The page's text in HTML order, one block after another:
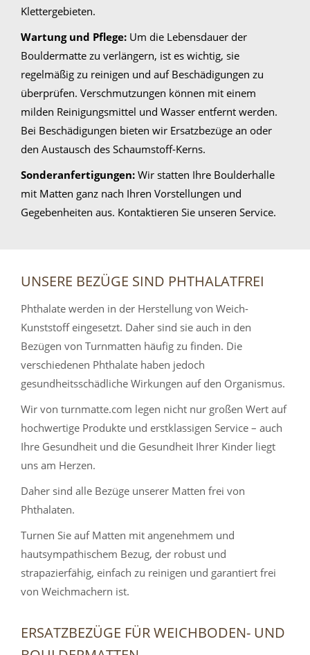
Klettergebieten.
Wartung und Pflege: Um die Lebensdauer der
Bouldermatte zu verlängern, ist es wichtig, sie
regelmäßig zu reinigen und auf Beschädigungen zu
überprüfen. Verschmutzungen können mit einem
milden Reinigungsmittel und Wasser entfernt werden.
Bei Beschädigungen bieten wir Ersatzbezüge an oder
den Austausch des Schaumstoff-Kerns.
Sonderanfertigungen: Wir statten Ihre Boulderhalle
mit Matten ganz nach Ihren Vorstellungen und
Gegebenheiten aus. Kontaktieren Sie unseren Service.
UNSERE BEZÜGE SIND PHTHALATFREI
Phthalate werden in der Herstellung von Weich-
Kunststoff eingesetzt. Daher sind sie auch in den
Bezügen von Turnmatten häufig zu finden. Die
verschiedenen Phthalate haben jedoch
gesundheitsschädliche Wirkungen auf den Organismus.
Wir von turnmatte.com legen nicht nur großen Wert auf
hochwertige Produkte und erstklassigen Service – auch
Ihre Gesundheit und die Gesundheit Ihrer Kinder liegt
uns am Herzen.
Daher sind alle Bezüge unserer Matten frei von
Phthalaten.
Turnen Sie auf Matten mit angenehmem und
hautsympathischem Bezug, der robust und
strapazierfähig, einfach zu reinigen und garantiert frei
von Weichmachern ist.
ERSATZBEZÜGE FÜR WEICHBODEN- UND